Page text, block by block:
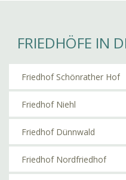
FRIEDHÖFE IN
Friedhof Schönrather Hof
Friedhof Niehl
Friedhof Dünnwald
Friedhof Nordfriedhof